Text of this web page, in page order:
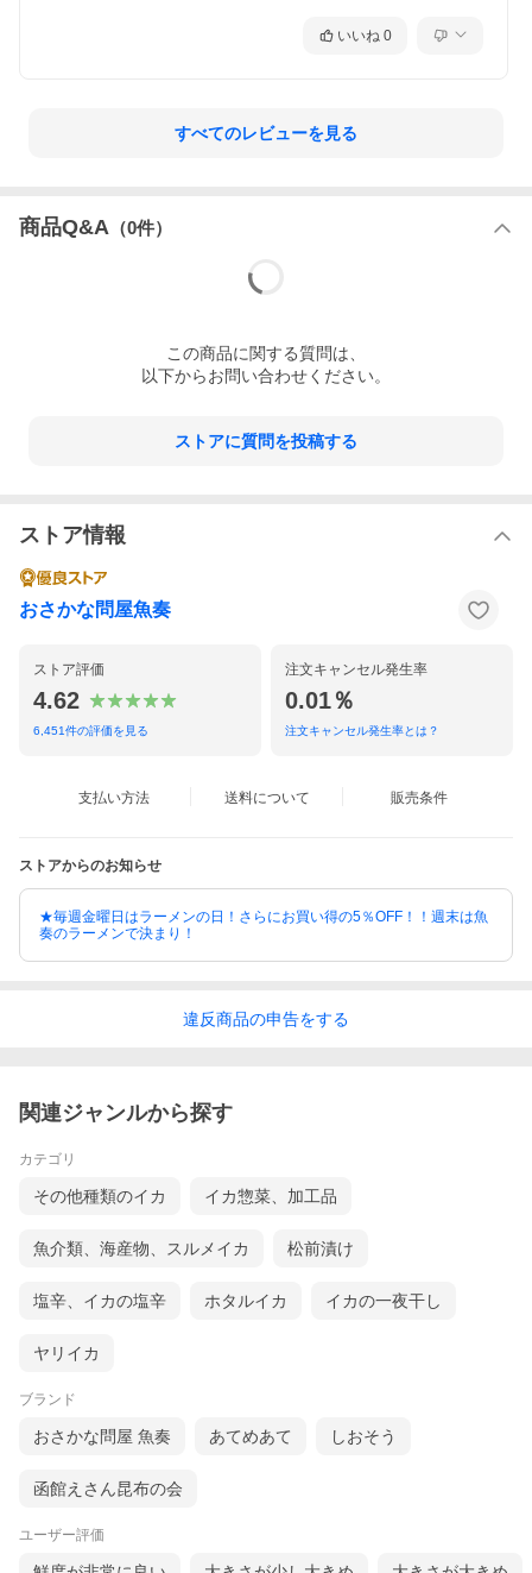
当店で商品加工を行う際にでる端材を使用した訳あり商品です。
上がりいただけます。
一度に食べきらなくても大丈夫なように、袋にはチャックがつい
ています。
いいね 0
すべてのレビューを見る
商品Q&A （0件）
この商品に関する質問は、
以下からお問い合わせください。
ストアに質問を投稿する
ストア情報
おさかな問屋魚奏
ストア評価
4.62
6,451件の評価を見る
注文キャンセル発生率
0.01％
注文キャンセル発生率とは？
支払い方法 送料について 販売条件
ストアからのお知らせ
★毎週金曜日はラーメンの日！さらにお買い得の5％OFF！！週末は魚
奏のラーメンで決まり！
違反商品の申告をする
関連ジャンルから探す
カテゴリ
その他種類のイカ イカ惣菜、加工品
魚介類、海産物、スルメイカ 松前漬け
塩辛、イカの塩辛 ホタルイカ イカの一夜干し
ヤリイカ
ブランド
おさかな問屋 魚奏 あてめあて しおそう
函館えさん昆布の会
ユーザー評価